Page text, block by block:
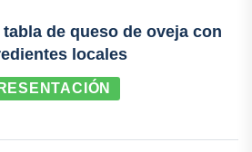
de queso de oveja con
locales